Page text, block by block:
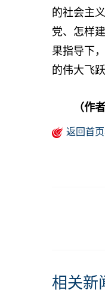
的社会主
党、怎样
果指导下
的伟大飞
（作
返回首
相关新